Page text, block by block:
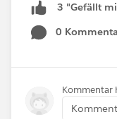
「まだ使ったこ
ンで分析フロー
に最適です。
Tableau 無料
ちら
3 "Gefällt
0
Kommentar